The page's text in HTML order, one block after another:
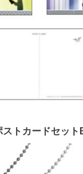
ストカードセッ